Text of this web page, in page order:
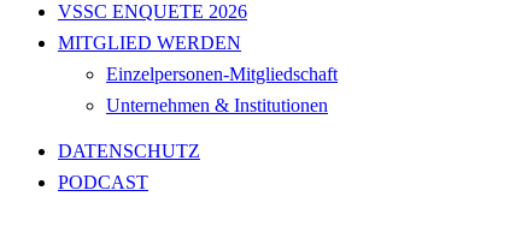
VSSC ENQUETE 2026
MITGLIED WERDEN
Einzelpersonen-Mitgliedschaft
Unternehmen & Institutionen
DATENSCHUTZ
PODCAST